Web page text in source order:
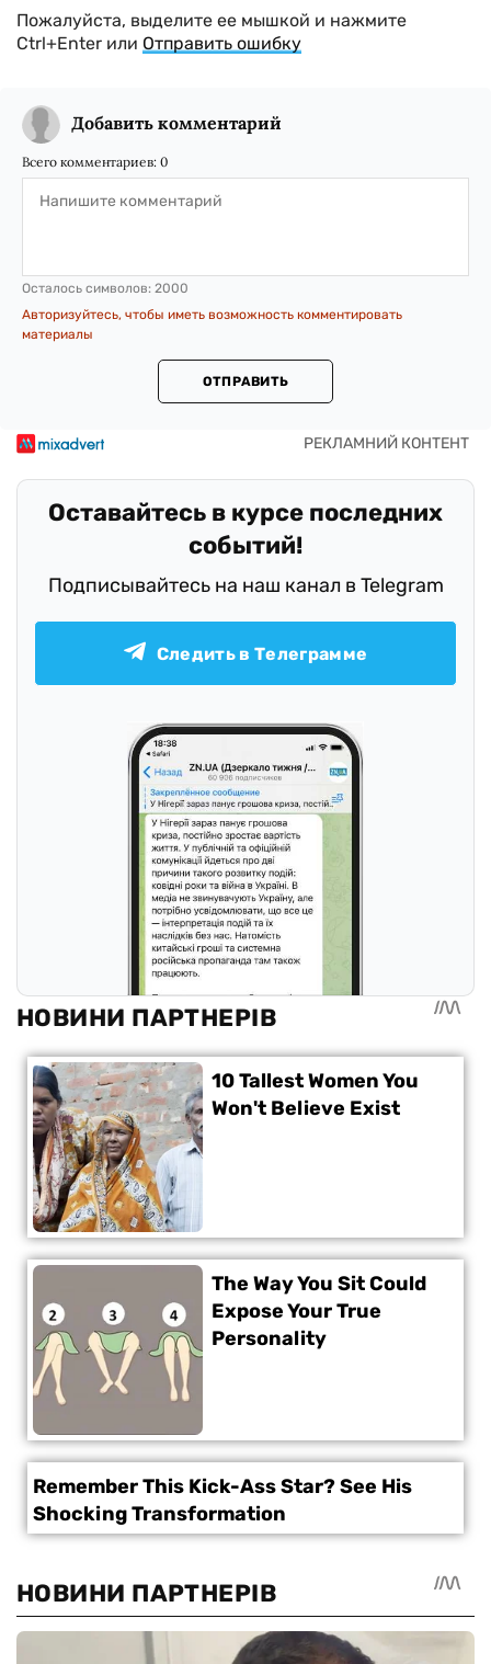
Пожалуйста, выделите ее мышкой и нажмите
Ctrl+Enter или Отправить ошибку
Добавить комментарий
Всего комментариев: 0
Осталось символов: 2000
Авторизуйтесь, чтобы иметь возможность комментировать
материалы
ОТПРАВИТЬ
Оставайтесь в курсе последних
событий!
Подписывайтесь на наш канал в Telegram
Следить в Телеграмме